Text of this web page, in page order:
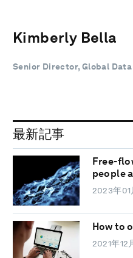
Kimberly Bella
Senior Director, Global
最新記事
Free-
people
2023年01
How to
2021年12